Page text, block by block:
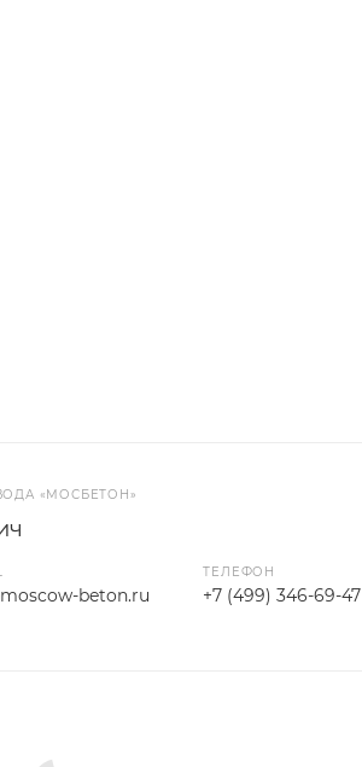
«МОСБЕТОН»
beton.ru
ТЕЛЕФОН
+7 (499) 346-69-47